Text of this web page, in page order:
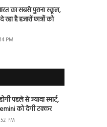
का सबसे पुराना स्कूल,
है हजारों छात्रों को
PM
पहले से ज्यादा स्मार्ट,
को देगी टक्कर
PM